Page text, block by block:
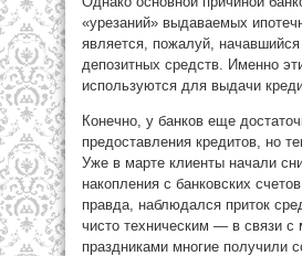
«урезаний» выдаваемых
является, пожалуй, начавшийся
депозитных средств. Именно
используются для выдачи
Конечно, у банков еще
предоставления кредитов, но
Уже в марте клиенты начали
накопления с банковских
правда, наблюдался приток
чисто техническим — в связи с
праздниками многие получили